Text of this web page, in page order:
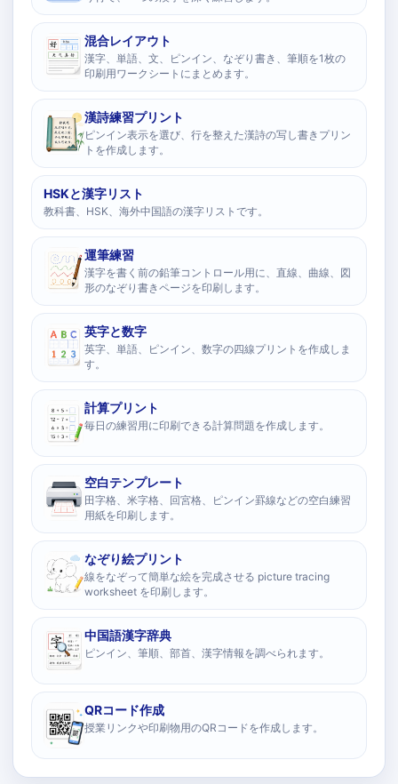
混合レイアウト
漢字、単語、文、ピンイン、なぞり書き、筆順を1枚の
印刷用ワークシートにまとめます。
漢詩練習プリント
ピンイン表示を選び、行を整えた漢詩の写し書きプリン
トを作成します。
HSKと漢字リスト
教科書、HSK、海外中国語の漢字リストです。
運筆練習
漢字を書く前の鉛筆コントロール用に、直線、曲線、図
形のなぞり書きページを印刷します。
英字と数字
英字、単語、ピンイン、数字の四線プリントを作成しま
す。
計算プリント
毎日の練習用に印刷できる計算問題を作成します。
空白テンプレート
田字格、米字格、回宮格、ピンイン罫線などの空白練習
用紙を印刷します。
なぞり絵プリント
線をなぞって簡単な絵を完成させる picture tracing
worksheet を印刷します。
中国語漢字辞典
ピンイン、筆順、部首、漢字情報を調べられます。
QRコード作成
授業リンクや印刷物用のQRコードを作成します。